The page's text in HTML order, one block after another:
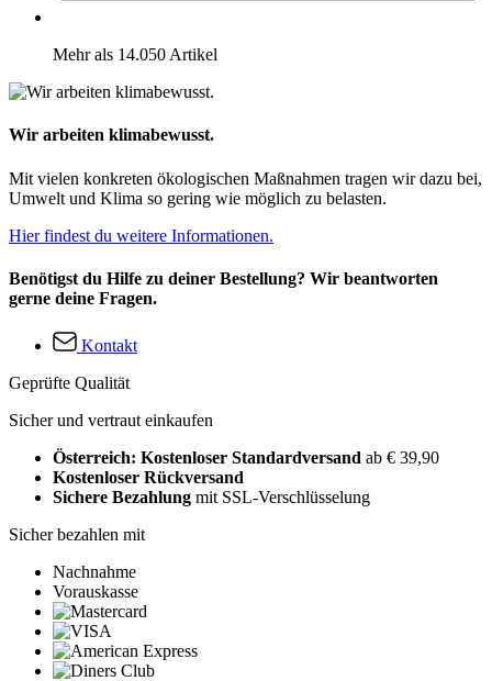
Mehr als 14.050 Artikel
Wir arbeiten klimabewusst.
Mit vielen konkreten ökologischen Maßnahmen tragen wir dazu bei,
Umwelt und Klima so gering wie möglich zu belasten.
Hier findest du weitere Informationen.
Benötigst du Hilfe zu deiner Bestellung? Wir beantworten
gerne deine Fragen.
Kontakt
Geprüfte Qualität
Sicher und vertraut einkaufen
Österreich: Kostenloser Standardversand ab € 39,90
Kostenloser Rückversand
Sichere Bezahlung mit SSL-Verschlüsselung
Sicher bezahlen mit
Nachnahme
Vorauskasse